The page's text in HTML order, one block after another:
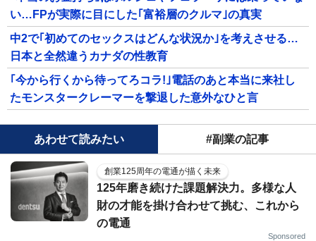
い…FPが実際に目にした｢富裕層のクルマ｣の真実
中2で｢初めてのセックスはどんな状況か｣を考えさせる…
日本と全然違うカナダの性教育
｢今から行くから待ってろコラ!｣電話のあと本当に来社し
たモンスタークレーマーを撃退した意外なひと言
あわせて読みたい #副業の記事
創業125周年の電通が描く未来
125年磨き続けた課題解決力。多様な人
財の才能を掛け合わせて挑む、これから
の電通
Sponsored